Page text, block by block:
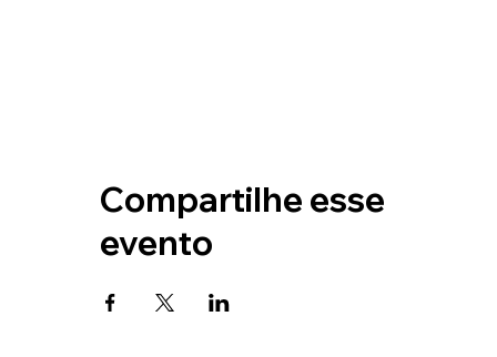
Compartilhe esse
evento